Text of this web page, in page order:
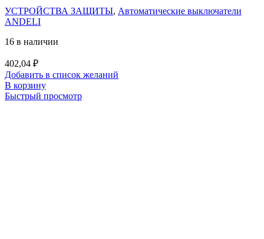
УСТРОЙСТВА ЗАЩИТЫ, Автоматические выключатели
ANDELI
16 в наличии
402,04 ₽
Добавить в список желаний
В корзину
Быстрый просмотр